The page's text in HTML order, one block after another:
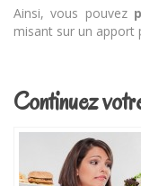
Ainsi, vous pouvez
misant sur un apport
Continuez